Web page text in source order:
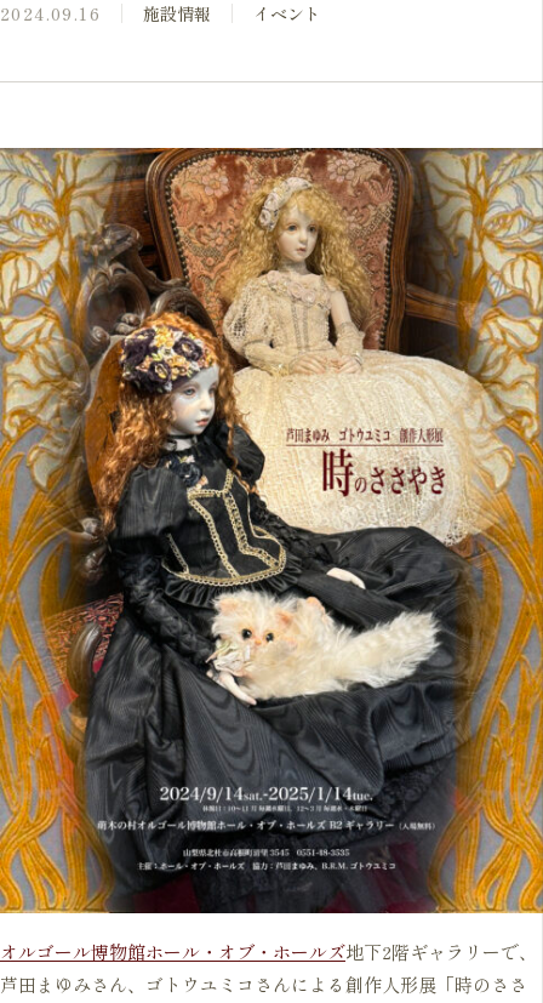
2024.09.16 施設情報 イベント
オルゴール博物館ホール・オブ・ホールズ地下2階ギャラリーで、
芦田まゆみさん、ゴトウユミコさんによる創作人形展「時のささ